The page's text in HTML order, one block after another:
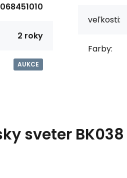
2 roky
AUKCE
veľkosti:
Farby:
sveter